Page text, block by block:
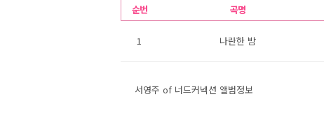
순번
곡명
1 나란한 밤
서영주 of 너드커넥션 앨범정보